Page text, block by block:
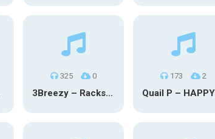
325 0
3Breezy – Racks On You
173 2